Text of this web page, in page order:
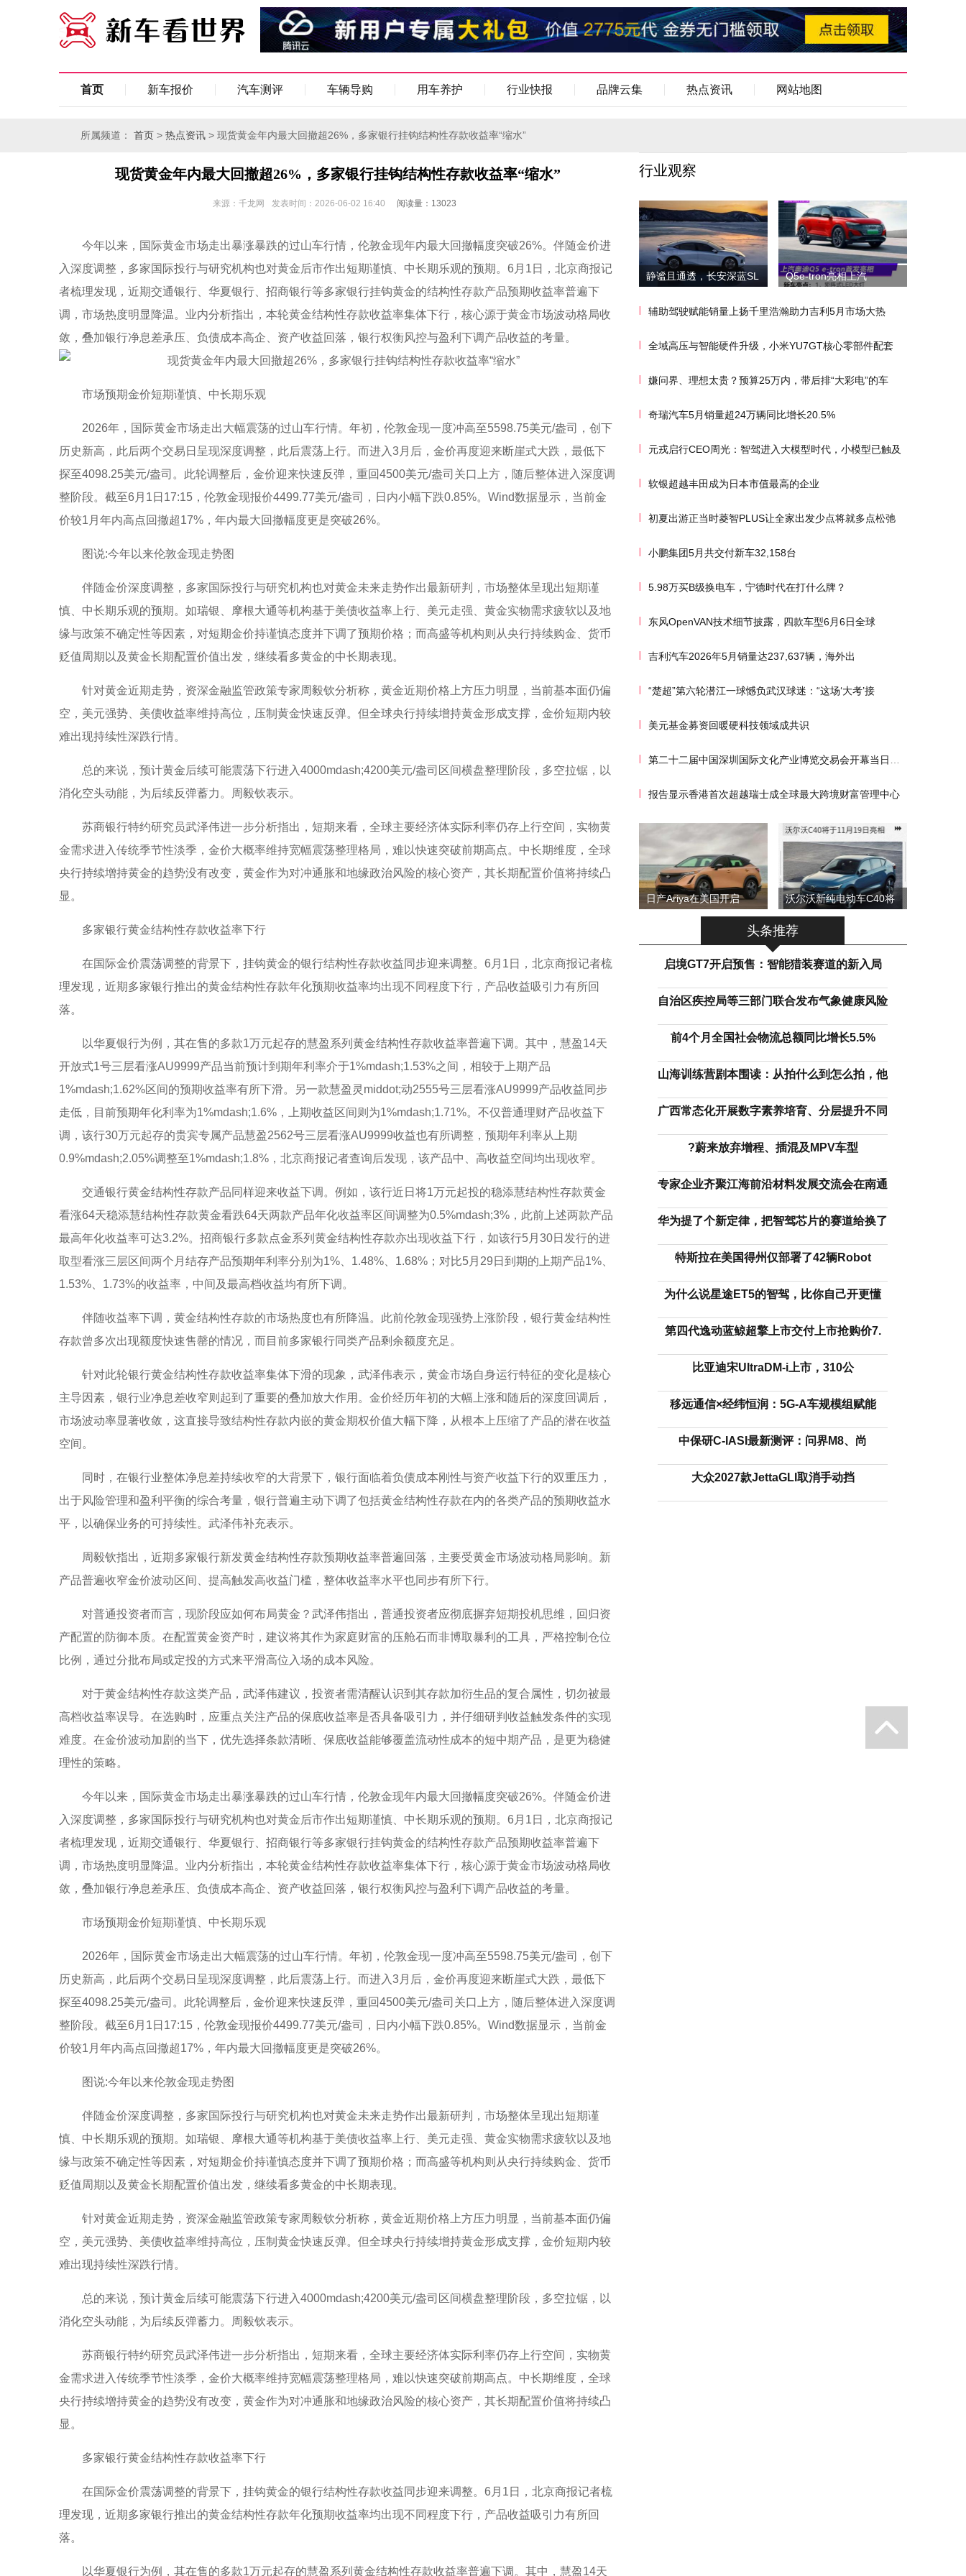
首页 新车报价 汽车测评 车辆导购 用车养护 行业快报 品牌云集 热点资讯 网站地图
所属频道： 首页 > 热点资讯 > 现货黄金年内最大回撤超26%，多家银行挂钩结构性存款收益率“缩水”
现货黄金年内最大回撤超26%，多家银行挂钩结构性存款收益率“缩水”
来源：千龙网 发表时间：2026-06-02 16:40 阅读量：13023
今年以来，国际黄金市场走出暴涨暴跌的过山车行情，伦敦金现年内最大回撤幅度突破26%。伴随金价进
入深度调整，多家国际投行与研究机构也对黄金后市作出短期谨慎、中长期乐观的预期。6月1日，北京商报记
者梳理发现，近期交通银行、华夏银行、招商银行等多家银行挂钩黄金的结构性存款产品预期收益率普遍下
调，市场热度明显降温。业内分析指出，本轮黄金结构性存款收益率集体下行，核心源于黄金市场波动格局收
敛，叠加银行净息差承压、负债成本高企、资产收益回落，银行权衡风控与盈利下调产品收益的考量。
市场预期金价短期谨慎、中长期乐观
2026年，国际黄金市场走出大幅震荡的过山车行情。年初，伦敦金现一度冲高至5598.75美元/盎司，创下
历史新高，此后两个交易日呈现深度调整，此后震荡上行。而进入3月后，金价再度迎来断崖式大跌，最低下
探至4098.25美元/盎司。此轮调整后，金价迎来快速反弹，重回4500美元/盎司关口上方，随后整体进入深度调
整阶段。截至6月1日17:15，伦敦金现报价4499.77美元/盎司，日内小幅下跌0.85%。Wind数据显示，当前金
价较1月年内高点回撤超17%，年内最大回撤幅度更是突破26%。
图说:今年以来伦敦金现走势图
伴随金价深度调整，多家国际投行与研究机构也对黄金未来走势作出最新研判，市场整体呈现出短期谨
慎、中长期乐观的预期。如瑞银、摩根大通等机构基于美债收益率上行、美元走强、黄金实物需求疲软以及地
缘与政策不确定性等因素，对短期金价持谨慎态度并下调了预期价格；而高盛等机构则从央行持续购金、货币
贬值周期以及黄金长期配置价值出发，继续看多黄金的中长期表现。
针对黄金近期走势，资深金融监管政策专家周毅钦分析称，黄金近期价格上方压力明显，当前基本面仍偏
空，美元强势、美债收益率维持高位，压制黄金快速反弹。但全球央行持续增持黄金形成支撑，金价短期内较
难出现持续性深跌行情。
总的来说，预计黄金后续可能震荡下行进入4000mdash;4200美元/盎司区间横盘整理阶段，多空拉锯，以
消化空头动能，为后续反弹蓄力。周毅钦表示。
苏商银行特约研究员武泽伟进一步分析指出，短期来看，全球主要经济体实际利率仍存上行空间，实物黄
金需求进入传统季节性淡季，金价大概率维持宽幅震荡整理格局，难以快速突破前期高点。中长期维度，全球
央行持续增持黄金的趋势没有改变，黄金作为对冲通胀和地缘政治风险的核心资产，其长期配置价值将持续凸
显。
多家银行黄金结构性存款收益率下行
在国际金价震荡调整的背景下，挂钩黄金的银行结构性存款收益同步迎来调整。6月1日，北京商报记者梳
理发现，近期多家银行推出的黄金结构性存款年化预期收益率均出现不同程度下行，产品收益吸引力有所回
落。
以华夏银行为例，其在售的多款1万元起存的慧盈系列黄金结构性存款收益率普遍下调。其中，慧盈14天
开放式1号三层看涨AU9999产品当前预计到期年利率介于1%mdash;1.53%之间，相较于上期产品
1%mdash;1.62%区间的预期收益率有所下滑。另一款慧盈灵middot;动2555号三层看涨AU9999产品收益同步
走低，目前预期年化利率为1%mdash;1.6%，上期收益区间则为1%mdash;1.71%。不仅普通理财产品收益下
调，该行30万元起存的贵宾专属产品慧盈2562号三层看涨AU9999收益也有所调整，预期年利率从上期
0.9%mdash;2.05%调整至1%mdash;1.8%，北京商报记者查询后发现，该产品中、高收益空间均出现收窄。
交通银行黄金结构性存款产品同样迎来收益下调。例如，该行近日将1万元起投的稳添慧结构性存款黄金
看涨64天稳添慧结构性存款黄金看跌64天两款产品年化收益率区间调整为0.5%mdash;3%，此前上述两款产品
最高年化收益率可达3.2%。招商银行多款点金系列黄金结构性存款亦出现收益下行，如该行5月30日发行的进
取型看涨三层区间两个月结存产品预期年利率分别为1%、1.48%、1.68%；对比5月29日到期的上期产品1%、
1.53%、1.73%的收益率，中间及最高档收益均有所下调。
伴随收益率下调，黄金结构性存款的市场热度也有所降温。此前伦敦金现强势上涨阶段，银行黄金结构性
存款曾多次出现额度快速售罄的情况，而目前多家银行同类产品剩余额度充足。
针对此轮银行黄金结构性存款收益率集体下滑的现象，武泽伟表示，黄金市场自身运行特征的变化是核心
主导因素，银行业净息差收窄则起到了重要的叠加放大作用。金价经历年初的大幅上涨和随后的深度回调后，
市场波动率显著收敛，这直接导致结构性存款内嵌的黄金期权价值大幅下降，从根本上压缩了产品的潜在收益
空间。
同时，在银行业整体净息差持续收窄的大背景下，银行面临着负债成本刚性与资产收益下行的双重压力，
出于风险管理和盈利平衡的综合考量，银行普遍主动下调了包括黄金结构性存款在内的各类产品的预期收益水
平，以确保业务的可持续性。武泽伟补充表示。
周毅钦指出，近期多家银行新发黄金结构性存款预期收益率普遍回落，主要受黄金市场波动格局影响。新
产品普遍收窄金价波动区间、提高触发高收益门槛，整体收益率水平也同步有所下行。
对普通投资者而言，现阶段应如何布局黄金？武泽伟指出，普通投资者应彻底摒弃短期投机思维，回归资
产配置的防御本质。在配置黄金资产时，建议将其作为家庭财富的压舱石而非博取暴利的工具，严格控制仓位
比例，通过分批布局或定投的方式来平滑高位入场的成本风险。
对于黄金结构性存款这类产品，武泽伟建议，投资者需清醒认识到其存款加衍生品的复合属性，切勿被最
高档收益率误导。在选购时，应重点关注产品的保底收益率是否具备吸引力，并仔细研判收益触发条件的实现
难度。在金价波动加剧的当下，优先选择条款清晰、保底收益能够覆盖流动性成本的短中期产品，是更为稳健
理性的策略。
今年以来，国际黄金市场走出暴涨暴跌的过山车行情，伦敦金现年内最大回撤幅度突破26%。伴随金价进
入深度调整，多家国际投行与研究机构也对黄金后市作出短期谨慎、中长期乐观的预期。6月1日，北京商报记
者梳理发现，近期交通银行、华夏银行、招商银行等多家银行挂钩黄金的结构性存款产品预期收益率普遍下
调，市场热度明显降温。业内分析指出，本轮黄金结构性存款收益率集体下行，核心源于黄金市场波动格局收
敛，叠加银行净息差承压、负债成本高企、资产收益回落，银行权衡风控与盈利下调产品收益的考量。
市场预期金价短期谨慎、中长期乐观
2026年，国际黄金市场走出大幅震荡的过山车行情。年初，伦敦金现一度冲高至5598.75美元/盎司，创下
历史新高，此后两个交易日呈现深度调整，此后震荡上行。而进入3月后，金价再度迎来断崖式大跌，最低下
探至4098.25美元/盎司。此轮调整后，金价迎来快速反弹，重回4500美元/盎司关口上方，随后整体进入深度调
整阶段。截至6月1日17:15，伦敦金现报价4499.77美元/盎司，日内小幅下跌0.85%。Wind数据显示，当前金
价较1月年内高点回撤超17%，年内最大回撤幅度更是突破26%。
图说:今年以来伦敦金现走势图
伴随金价深度调整，多家国际投行与研究机构也对黄金未来走势作出最新研判，市场整体呈现出短期谨
慎、中长期乐观的预期。如瑞银、摩根大通等机构基于美债收益率上行、美元走强、黄金实物需求疲软以及地
缘与政策不确定性等因素，对短期金价持谨慎态度并下调了预期价格；而高盛等机构则从央行持续购金、货币
贬值周期以及黄金长期配置价值出发，继续看多黄金的中长期表现。
针对黄金近期走势，资深金融监管政策专家周毅钦分析称，黄金近期价格上方压力明显，当前基本面仍偏
空，美元强势、美债收益率维持高位，压制黄金快速反弹。但全球央行持续增持黄金形成支撑，金价短期内较
难出现持续性深跌行情。
总的来说，预计黄金后续可能震荡下行进入4000mdash;4200美元/盎司区间横盘整理阶段，多空拉锯，以
消化空头动能，为后续反弹蓄力。周毅钦表示。
苏商银行特约研究员武泽伟进一步分析指出，短期来看，全球主要经济体实际利率仍存上行空间，实物黄
金需求进入传统季节性淡季，金价大概率维持宽幅震荡整理格局，难以快速突破前期高点。中长期维度，全球
央行持续增持黄金的趋势没有改变，黄金作为对冲通胀和地缘政治风险的核心资产，其长期配置价值将持续凸
显。
多家银行黄金结构性存款收益率下行
在国际金价震荡调整的背景下，挂钩黄金的银行结构性存款收益同步迎来调整。6月1日，北京商报记者梳
理发现，近期多家银行推出的黄金结构性存款年化预期收益率均出现不同程度下行，产品收益吸引力有所回
落。
以华夏银行为例，其在售的多款1万元起存的慧盈系列黄金结构性存款收益率普遍下调。其中，慧盈14天
行业观察
静谧且通透，长安深蓝SL Q5e-tron亮相上汽
辅助驾驶赋能销量上扬千里浩瀚助力吉利5月市场大热
全域高压与智能硬件升级，小米YU7GT核心零部件配套
嫌问界、理想太贵？预算25万内，带后排“大彩电”的车
奇瑞汽车5月销量超24万辆同比增长20.5%
元戎启行CEO周光：智驾进入大模型时代，小模型已触及
软银超越丰田成为日本市值最高的企业
初夏出游正当时菱智PLUS让全家出发少点将就多点松弛
小鹏集团5月共交付新车32,158台
5.98万买B级换电车，宁德时代在打什么牌？
东风OpenVAN技术细节披露，四款车型6月6日全球
吉利汽车2026年5月销量达237,637辆，海外出
“楚超”第六轮潜江一球憾负武汉球迷：“这场‘大考’接
美元基金募资回暖硬科技领域成共识
第二十二届中国深圳国际文化产业博览交易会开幕当日广西
报告显示香港首次超越瑞士成全球最大跨境财富管理中心
日产Ariya在美国开启 沃尔沃新纯电动车C40将
头条推荐
启境GT7开启预售：智能猎装赛道的新入局
自治区疾控局等三部门联合发布气象健康风险
前4个月全国社会物流总额同比增长5.5%
山海训练营剧本围读：从拍什么到怎么拍，他
广西常态化开展数字素养培育、分层提升不同
?蔚来放弃增程、插混及MPV车型
专家企业齐聚江海前沿材料发展交流会在南通
华为提了个新定律，把智驾芯片的赛道给换了
特斯拉在美国得州仅部署了42辆Robot
为什么说星途ET5的智驾，比你自己开更懂
第四代逸动蓝鲸超擎上市交付上市抢购价7.
比亚迪宋UltraDM-i上市，310公
移远通信×经纬恒润：5G-A车规模组赋能
中保研C-IASI最新测评：问界M8、尚
大众2027款JettaGLI取消手动挡